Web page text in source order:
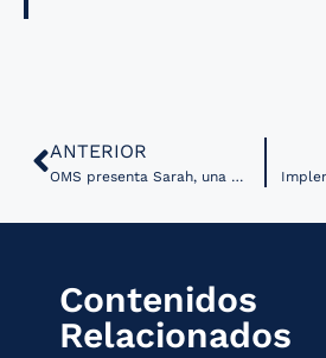
ANTERIOR
OMS presenta Sarah, una promotora digital de salud basada en IA generativa
Contenidos
Relacionados